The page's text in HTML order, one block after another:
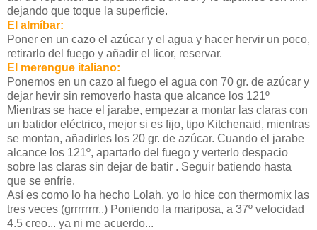
dejando que toque la superficie.
El almíbar:
Poner en un cazo el azúcar y el agua y hacer hervir un poco,
retirarlo del fuego y añadir el licor, reservar.
El merengue italiano:
Ponemos en un cazo al fuego el agua con 70 gr. de azúcar y
dejar hevir sin removerlo hasta que alcance los 121º
Mientras se hace el jarabe, empezar a montar las claras con
un batidor eléctrico, mejor si es fijo, tipo Kitchenaid, mientras
se montan, añadirles los 20 gr. de azúcar. Cuando el jarabe
alcance los 121º, apartarlo del fuego y verterlo despacio
sobre las claras sin dejar de batir . Seguir batiendo hasta
que se enfríe.
Así es como lo ha hecho Lolah, yo lo hice con thermomix las
tres veces (grrrrrrrr..) Poniendo la mariposa, a 37º velocidad
4.5 creo... ya ni me acuerdo...